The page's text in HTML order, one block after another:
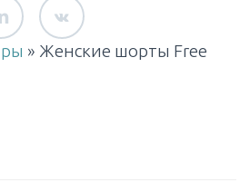
» Женские шорты Free